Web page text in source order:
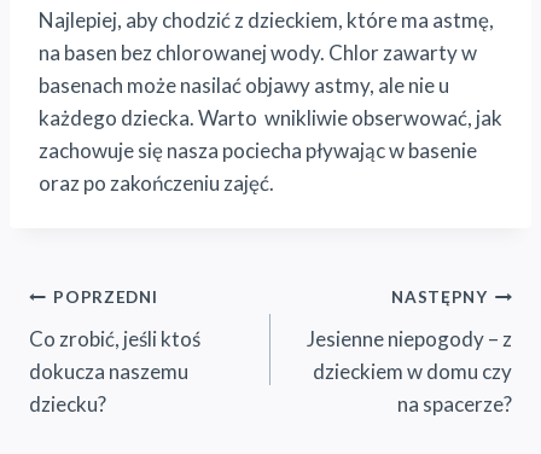
Najlepiej, aby chodzić z dzieckiem, które ma astmę,
na basen bez chlorowanej wody. Chlor zawarty w
basenach może nasilać objawy astmy, ale nie u
każdego dziecka. Warto wnikliwie obserwować, jak
zachowuje się nasza pociecha pływając w basenie
oraz po zakończeniu zajęć.
Nawigacja
wpisu
POPRZEDNI
Co zrobić, jeśli ktoś
dokucza naszemu
dziecku?
NASTĘPNY
Jesienne niepogody – z
dzieckiem w domu czy
na spacerze?